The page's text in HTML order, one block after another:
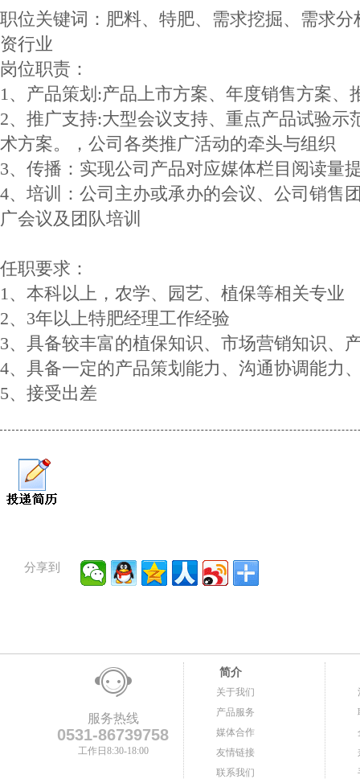
职位关键词：肥料、特肥、需求挖掘、需求
资行业
岗位职责：
1、产品策划:产品上市方案、年度销售方案、
2、推广支持:大型会议支持、重点产品试验示
术方案。，公司各类推广活动的牵头与组织
3、传播：实现公司产品对应媒体栏目阅读量
4、培训：公司主办或承办的会议、公司销售
广会议及团队培训
任职要求：
1、本科以上，农学、园艺、植保等相关专业
2、3年以上特肥经理工作经验
3、具备较丰富的植保知识、市场营销知识、
4、具备一定的产品策划能力、沟通协调能力
5、接受出差
分享到
服务热线
0531-86739758
工作日8:30-18:00
简介
关于我们
产品服务
媒体合作
友情链接
联系我们